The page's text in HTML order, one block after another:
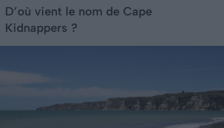
D’où vient le nom de Cape
Kidnappers ?